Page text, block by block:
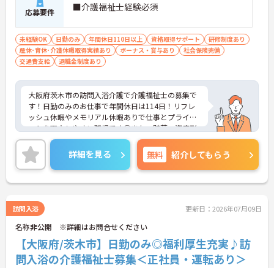
応募要件 ■介護福祉士経験必須
未経験OK 日勤のみ 年間休日110日以上 資格取得サポート
研修制度あり
産休･育休･介護休暇取得実績あり
ボーナス・賞与あり
社会保険完備
交通費支給
退職金制度あり
大阪府茨木市の訪問入浴介護で介護福祉士の募集で
す！日勤のみのお仕事で年間休日は114日！リフレ
ッシュ休暇やメモリアル休暇ありで仕事とプライベ
ートを両立しやすい職場です◎また、貯蓄・資産形
成や暮らしに関する福利厚生が充実！安心して長く
働きやすい環境が整っています♪各種研修制度や資
格取得支援制度はもちろん、年1回のキャリアチャ
レンジ制度もあり、働きながらスキルアップを目指
せる職場です！ご興味のある方は面接ポイントをお
詳細を見る 無料 紹介してもらう
訪問入浴 更新日：2026年07月09日
名称非公開 ※詳細はお問合せください
【大阪府/茨木市】日勤のみ◎福利厚生充実♪訪
問入浴の介護福祉士募集＜正社員・運転あり＞